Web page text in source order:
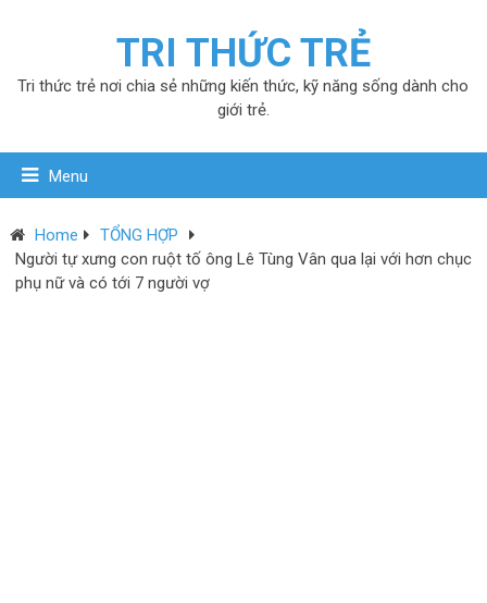
TRI THỨC TRẺ
Tri thức trẻ nơi chia sẻ những kiến thức, kỹ năng sống dành cho
giới trẻ.
Menu
Home
TỔNG HỢP
Người tự xưng con ruột tố ông Lê Tùng Vân qua lại với hơn chục
phụ nữ và có tới 7 người vợ